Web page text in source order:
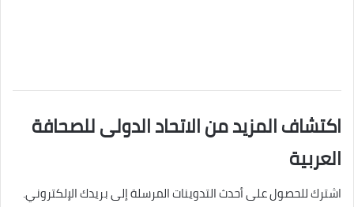
اكتشاف المزيد من الاتحاد الدولى للصحافة
العربية
اشترك للحصول على أحدث التدوينات المرسلة إلى بريدك الإلكتروني.